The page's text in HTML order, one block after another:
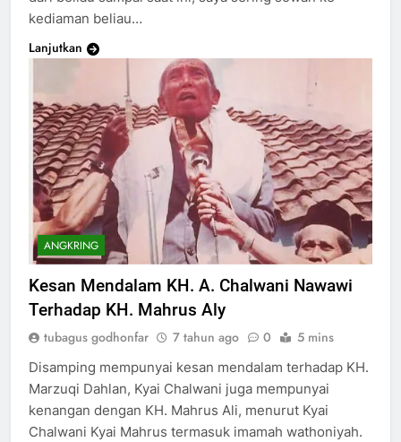
kediaman beliau…
Lanjutkan
ANGKRING
Kesan Mendalam KH. A. Chalwani Nawawi
Terhadap KH. Mahrus Aly
tubagus godhonfar 7 tahun ago 0 5 mins
Disamping mempunyai kesan mendalam terhadap KH.
Marzuqi Dahlan, Kyai Chalwani juga mempunyai
kenangan dengan KH. Mahrus Ali, menurut Kyai
Chalwani Kyai Mahrus termasuk imamah wathoniyah.